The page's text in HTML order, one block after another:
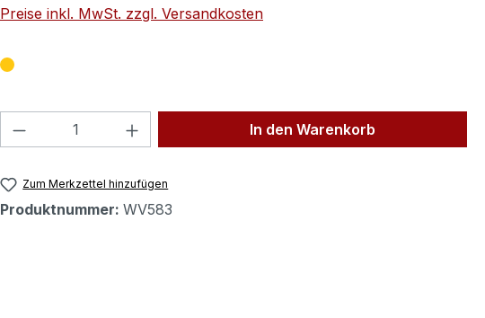
Preise inkl. MwSt. zzgl. Versandkosten
Produkt Anzahl: Gib den gewünschten Wert
In den Warenkorb
Zum Merkzettel hinzufügen
Produktnummer: WV583